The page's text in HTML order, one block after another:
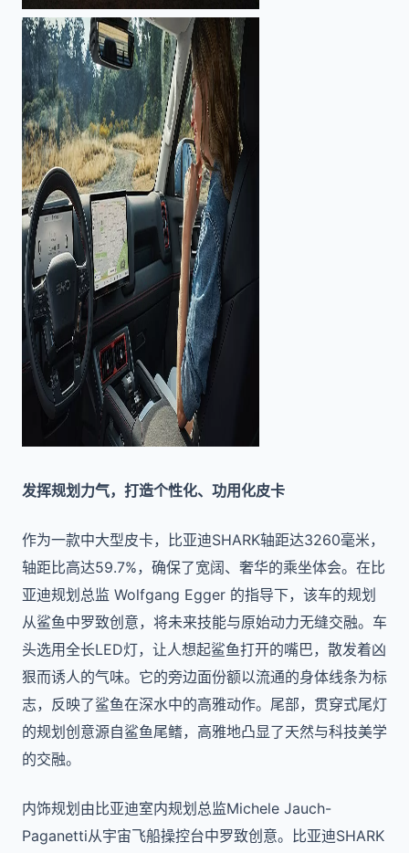
发挥规划力气，打造个性化、功用化皮卡
作为一款中大型皮卡，比亚迪SHARK轴距达3260毫米，
轴距比高达59.7%，确保了宽阔、奢华的乘坐体会。在比
亚迪规划总监 Wolfgang Egger 的指导下，该车的规划
从鲨鱼中罗致创意，将未来技能与原始动力无缝交融。车
头选用全长LED灯，让人想起鲨鱼打开的嘴巴，散发着凶
狠而诱人的气味。它的旁边面份额以流通的身体线条为标
志，反映了鲨鱼在深水中的高雅动作。尾部，贯穿式尾灯
的规划创意源自鲨鱼尾鳍，高雅地凸显了天然与科技美学
的交融。
内饰规划由比亚迪室内规划总监Michele Jauch-
Paganetti从宇宙飞船操控台中罗致创意。比亚迪SHARK